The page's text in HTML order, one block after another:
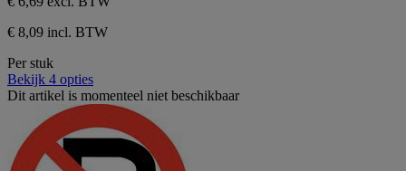
€ 8,09 incl. BTW
Per stuk
Bekijk 4 opties
Dit artikel is momenteel niet beschikbaar